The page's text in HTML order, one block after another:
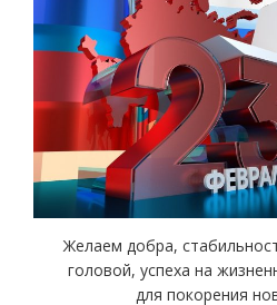
Желаем добра,
головой, успеха на
для покорения